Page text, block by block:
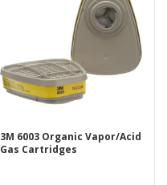
3M 6003 Organic Vapor/Acid
Gas Cartridges